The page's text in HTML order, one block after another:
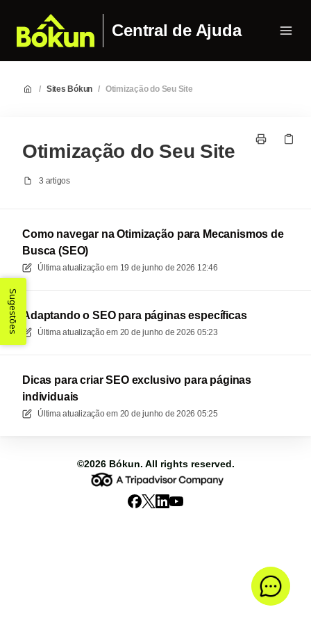
Central de Ajuda
/ Sites Bókun / Otimização do Seu Site
Otimização do Seu Site
3 artigos
Como navegar na Otimização para Mecanismos de
Busca (SEO)
Última atualização em 19 de junho de 2026 12:46
Adaptando o SEO para páginas específicas
Última atualização em 20 de junho de 2026 05:23
Dicas para criar SEO exclusivo para páginas
individuais
Última atualização em 20 de junho de 2026 05:25
©2026 Bókun. All rights reserved.
Sugestões